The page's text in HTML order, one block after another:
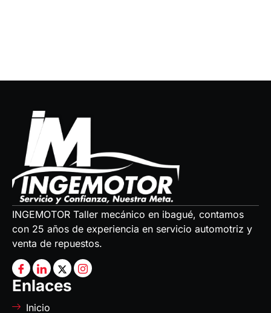
INGEMOTOR Taller mecánico en ibagué, contamos
con 25 años de experiencia en servicio automotriz y
venta de repuestos.
Enlaces
Inicio